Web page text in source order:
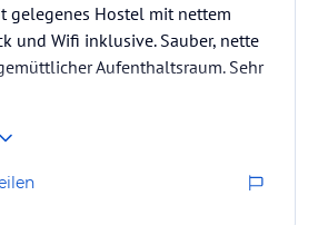
gelegenes Hostel mit nettem
und Wifi inklusive. Sauber, nette
Aufenthaltsraum. Sehr